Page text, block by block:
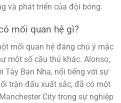
và phát triển của đội bóng.
mối quan hệ gì?
mối quan hệ đáng chú ý mặc
một số cầu thủ khác. Alonso,
Tây Ban Nha, nổi tiếng với sự
trận đấu xuất sắc, đã có một
City trong sự nghiệp